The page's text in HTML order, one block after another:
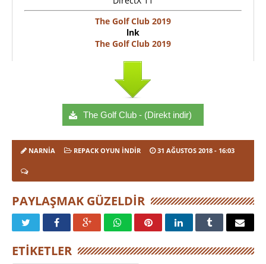
The Golf Club 2019
lnk
The Golf Club 2019
The Golf Club - (Direkt indir)
NARNIA REPACK OYUN İNDIR 31 AĞUSTOS 2018 - 16:03
PAYLAŞMAK GÜZELDIR
ETIKETLER